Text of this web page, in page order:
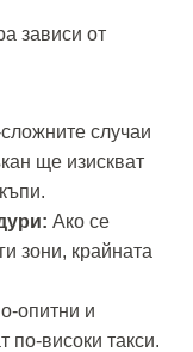
зависи от
случаи
ще изискват
Ако се
зони, крайната
опитни и
по-високи такси.